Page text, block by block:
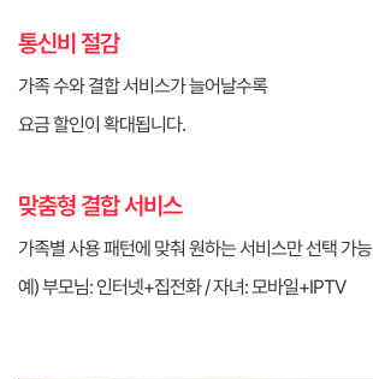
통신비 절감
가족 수와 결합 서비스가 늘어날수록
요금 할인이 확대됩니다.
맞춤형 결합 서비스
가족별 사용 패턴에 맞춰 원하는 서비스만 선택 가능
예) 부모님: 인터넷+집전화 / 자녀: 모바일+IPTV